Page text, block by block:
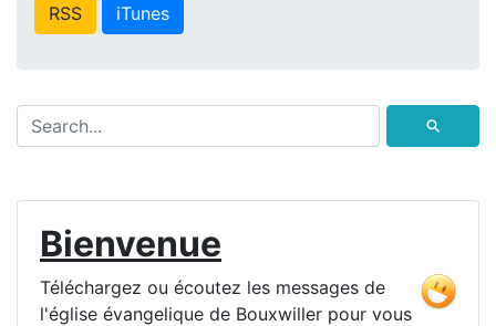
RSS iTunes
⚲
Bienvenue
Téléchargez ou écoutez les messages de
l'église évangelique de Bouxwiller pour vous